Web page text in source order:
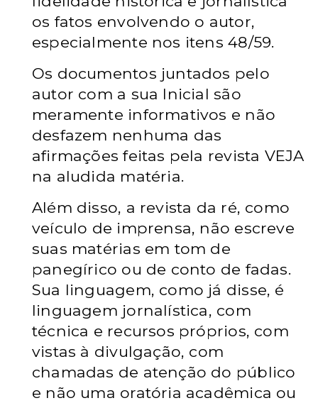
os fatos envolvendo o autor,
especialmente nos itens 48/59.
Os documentos juntados pelo
autor com a sua Inicial são
meramente informativos e não
desfazem nenhuma das
afirmações feitas pela revista VEJA
na aludida matéria.
Além disso, a revista da ré, como
veículo de imprensa, não escreve
suas matérias em tom de
panegírico ou de conto de fadas.
Sua linguagem, como já disse, é
linguagem jornalística, com
técnica e recursos próprios, com
vistas à divulgação, com
chamadas de atenção do público
e não uma oratória acadêmica ou